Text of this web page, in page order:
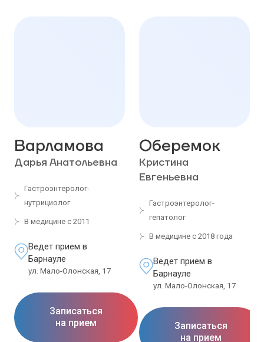
Варламова
Дарья Анатольевна
Гастроэнтеролог-
нутрициолог
В медицине с 2011
Ведет прием в
Барнауле
ул. Мало-Олонская, 17
Записаться
на прием
Оберемок
Кристина
Евгеньевна
Гастроэнтеролог-
гепатолог
В медицине с 2018 года
Ведет прием в
Барнауле
ул. Мало-Олонская, 17
Записаться
на прием